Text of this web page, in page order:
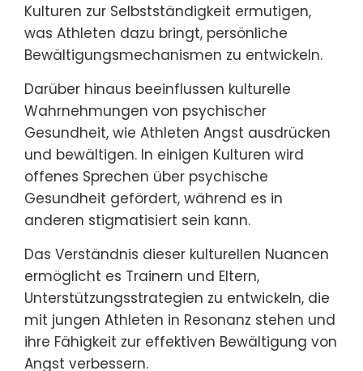
Kulturen zur Selbstständigkeit ermutigen,
was Athleten dazu bringt, persönliche
Bewältigungsmechanismen zu entwickeln.
Darüber hinaus beeinflussen kulturelle
Wahrnehmungen von psychischer
Gesundheit, wie Athleten Angst ausdrücken
und bewältigen. In einigen Kulturen wird
offenes Sprechen über psychische
Gesundheit gefördert, während es in
anderen stigmatisiert sein kann.
Das Verständnis dieser kulturellen Nuancen
ermöglicht es Trainern und Eltern,
Unterstützungsstrategien zu entwickeln, die
mit jungen Athleten in Resonanz stehen und
ihre Fähigkeit zur effektiven Bewältigung von
Angst verbessern.